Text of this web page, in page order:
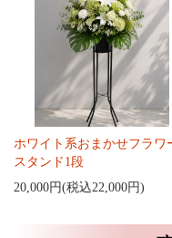
ホワイト系おまかせフラワ
スタンド1段
20,000円(税込22,000円)